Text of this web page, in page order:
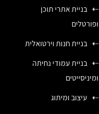
בניית אתרי תוכן
ופורטלים
בניית חנות וירטואלית
בניית עמודי נחיתה
ומיניסייטים
עיצוב ומיתוג